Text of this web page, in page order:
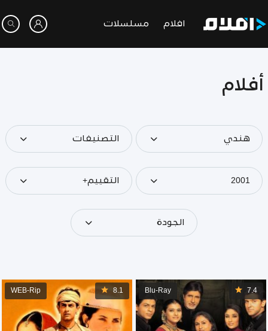
افلام مسلسلات
أفلام
هندي التصنيفات
2001 التقييم+
الجودة
7.4
Blu-Ray
8.1
WEB-Rip